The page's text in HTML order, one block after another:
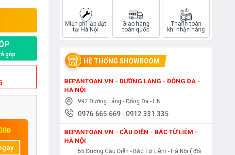
góp
Miễn phí lắp đặt
tại Hà Nội
Giao hàng
toàn quốc
Thanh toán
khi nhận hàng
HỆ THỐNG SHOWROOM
BEPANTOAN.VN - ĐƯỜNG LÁNG - ĐỐNG ĐA -
HÀ NỘI
992 Đường Láng - Đống Đa - HN
0976.665.669 - 0912.331.335
BEPANTOAN.VN - CẦU DIỄN - BẮC TỪ LIÊM -
HÀ NỘI
55 Đường Cầu Diễn - Bắc Từ Liêm - Hà Nội ( đối